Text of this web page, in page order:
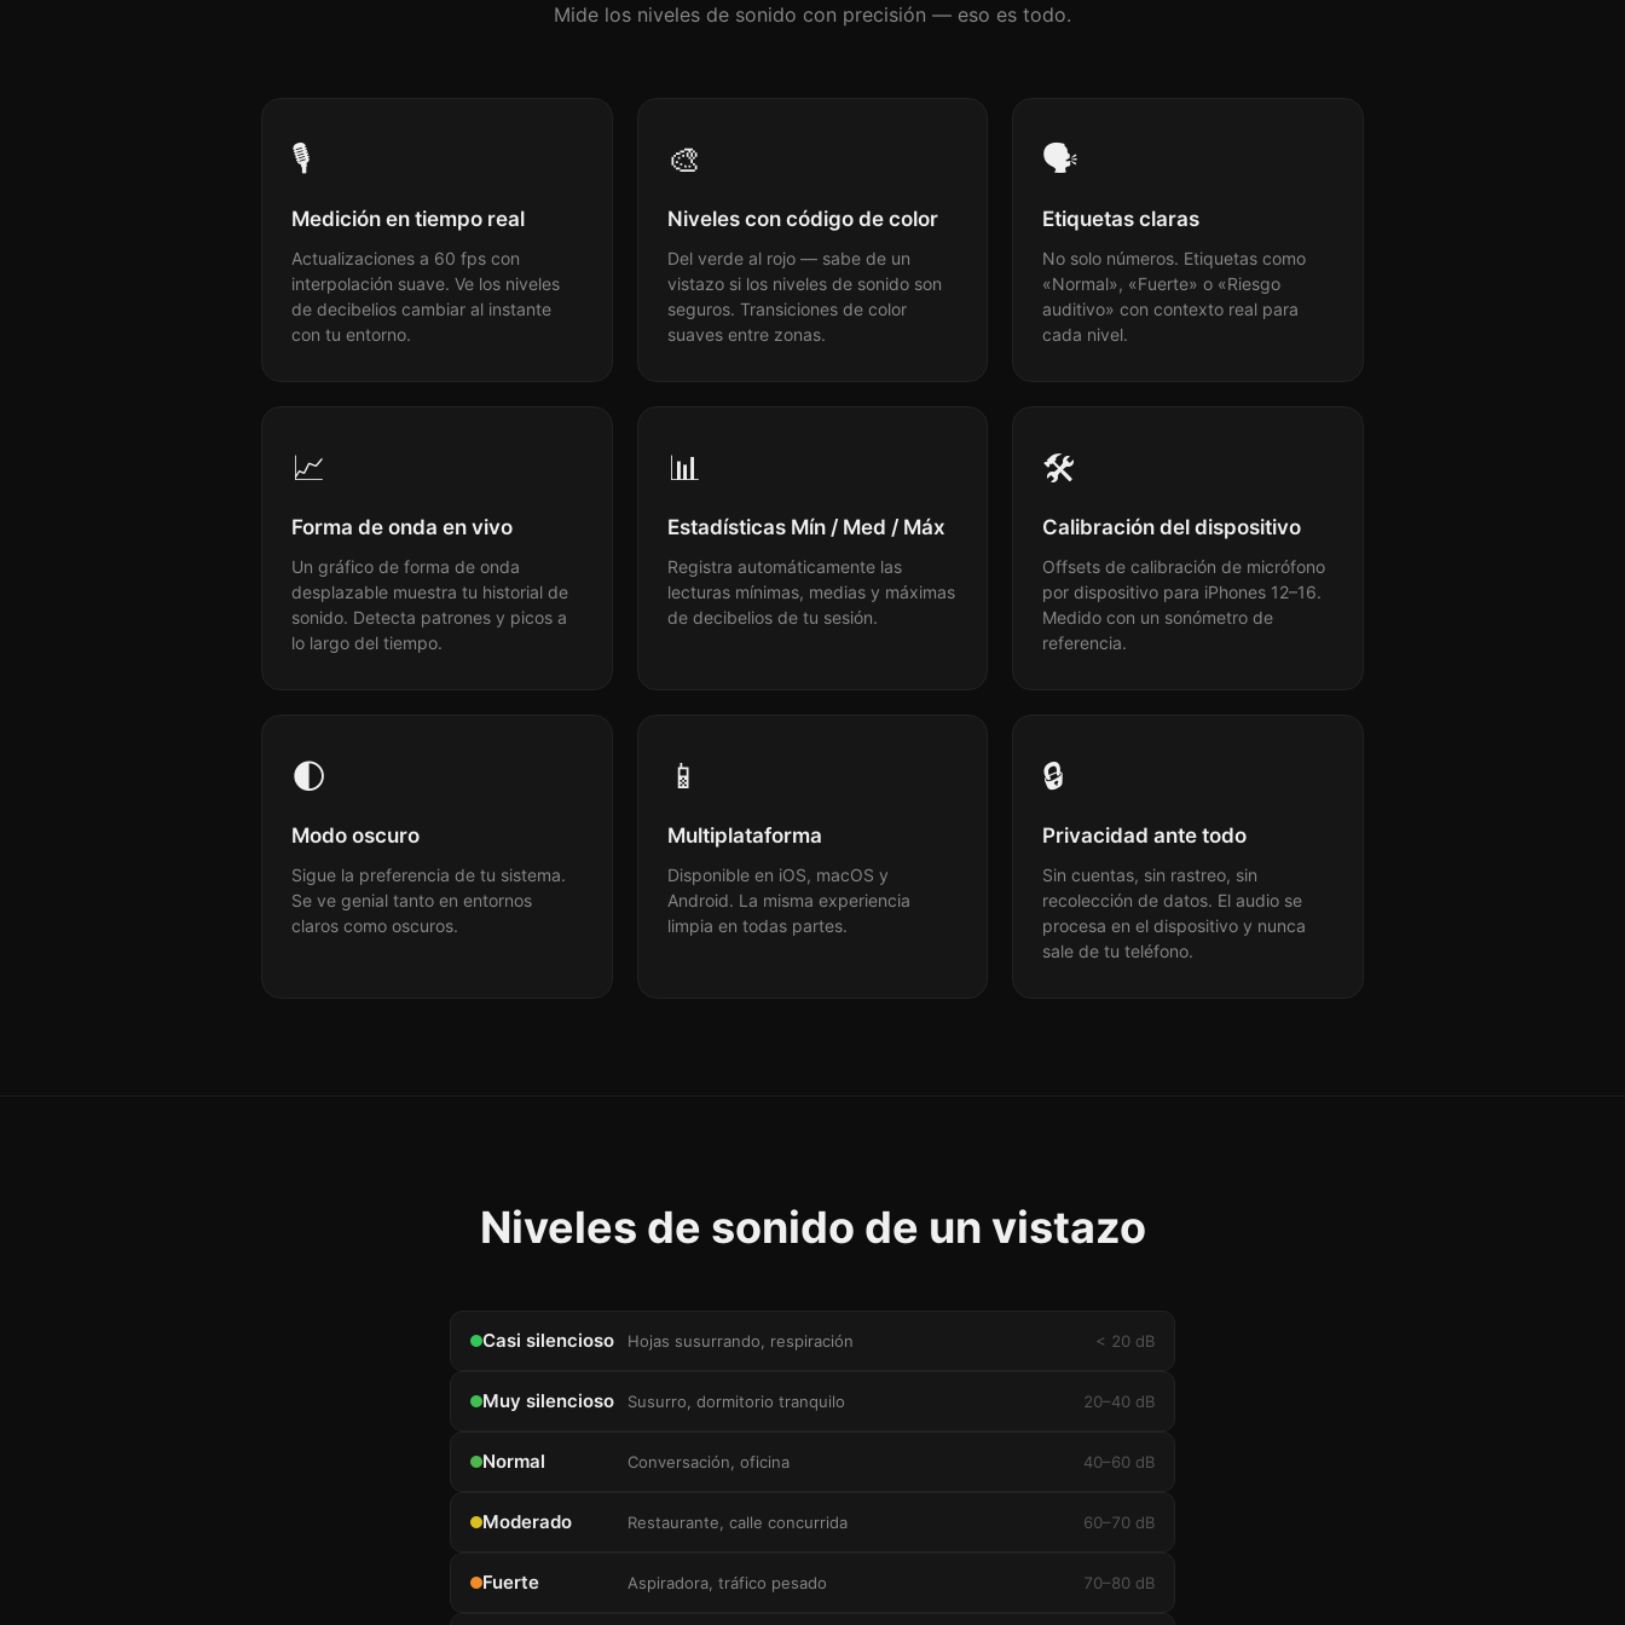
Mide los niveles de sonido con precisión — eso es todo.
🎙
Medición en tiempo real
Actualizaciones a 60 fps con
interpolación suave. Ve los niveles
de decibelios cambiar al instante
con tu entorno.
🎨
Niveles con código de color
Del verde al rojo — sabe de un
vistazo si los niveles de sonido son
seguros. Transiciones de color
suaves entre zonas.
🗣
Etiquetas claras
No solo números. Etiquetas como
«Normal», «Fuerte» o «Riesgo
auditivo» con contexto real para
cada nivel.
📈
Forma de onda en vivo
Un gráfico de forma de onda
desplazable muestra tu historial de
sonido. Detecta patrones y picos a
lo largo del tiempo.
📊
Estadísticas Mín / Med / Máx
Registra automáticamente las
lecturas mínimas, medias y máximas
de decibelios de tu sesión.
🛠
Calibración del dispositivo
Offsets de calibración de micrófono
por dispositivo para iPhones 12–16.
Medido con un sonómetro de
referencia.
🌓
Modo oscuro
Sigue la preferencia de tu sistema.
Se ve genial tanto en entornos
claros como oscuros.
📱
Multiplataforma
Disponible en iOS, macOS y
Android. La misma experiencia
limpia en todas partes.
🔒
Privacidad ante todo
Sin cuentas, sin rastreo, sin
recolección de datos. El audio se
procesa en el dispositivo y nunca
sale de tu teléfono.
Niveles de sonido de un vistazo
Casi silencioso Hojas susurrando, respiración < 20 dB
Muy silencioso Susurro, dormitorio tranquilo 20–40 dB
Normal Conversación, oficina 40–60 dB
Moderado Restaurante, calle concurrida 60–70 dB
Fuerte Aspiradora, tráfico pesado 70–80 dB